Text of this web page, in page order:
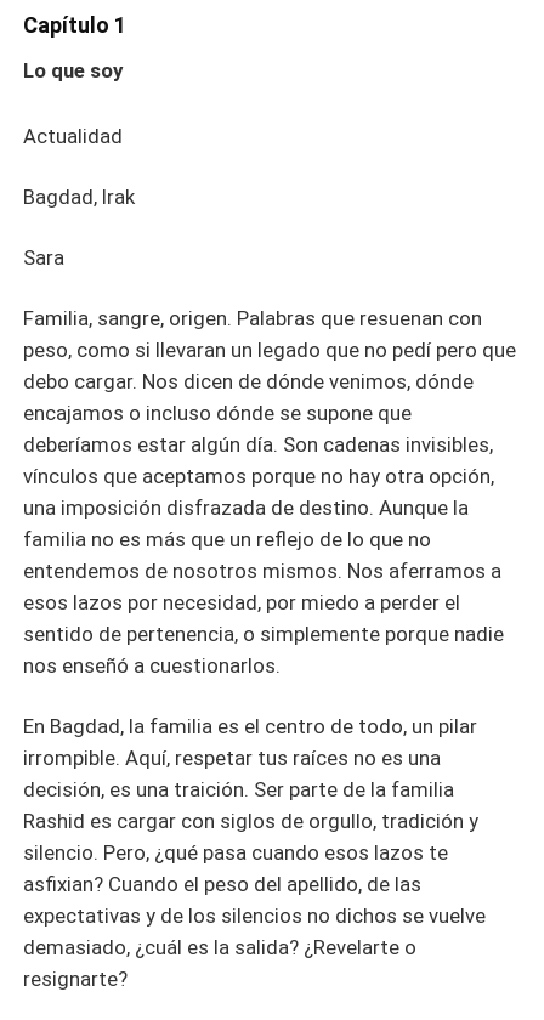
Capítulo 1
Lo que soy
Actualidad
Bagdad, Irak
Sara
Familia, sangre, origen. Palabras que resuenan con
peso, como si llevaran un legado que no pedí pero que
debo cargar. Nos dicen de dónde venimos, dónde
encajamos o incluso dónde se supone que
deberíamos estar algún día. Son cadenas invisibles,
vínculos que aceptamos porque no hay otra opción,
una imposición disfrazada de destino. Aunque la
familia no es más que un reflejo de lo que no
entendemos de nosotros mismos. Nos aferramos a
esos lazos por necesidad, por miedo a perder el
sentido de pertenencia, o simplemente porque nadie
nos enseñó a cuestionarlos.
En Bagdad, la familia es el centro de todo, un pilar
irrompible. Aquí, respetar tus raíces no es una
decisión, es una traición. Ser parte de la familia
Rashid es cargar con siglos de orgullo, tradición y
silencio. Pero, ¿qué pasa cuando esos lazos te
asfixian? Cuando el peso del apellido, de las
expectativas y de los silencios no dichos se vuelve
demasiado, ¿cuál es la salida? ¿Revelarte o
resignarte?